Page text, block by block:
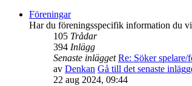
Föreningar
Har du föreningsspecifik information du
105 Trådar
394 Inlägg
Senaste inlägget Re: Söker
av Denkan Gå till det senaste
22 aug 2024, 09:44